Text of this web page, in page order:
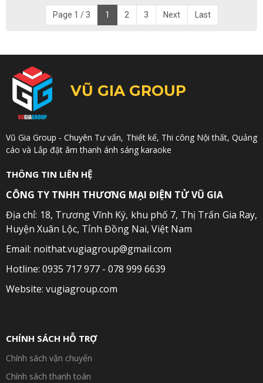
Page 1 / 3 1 2 3 Next Last
VŨ GIA GROUP
Vũ Gia Group - Chuyên Tư vấn, Thiết kế, Thi công Nội thất, Quảng
cáo và Lắp đặt âm thanh ánh sáng karaoke
THÔNG TIN LIÊN HỆ
CÔNG TY TNHH THƯƠNG MẠI ĐIỆN TỬ VŨ GIA
Địa chỉ: 18, Trương Vĩnh Ký, khu phố 7, Thị Trấn Gia Ray,
Huyện Xuân Lộc, Tỉnh Đồng Nai, Việt Nam
Email: noithat.vugiagroup@gmail.com
Hotline: 0935 717 977 - 078 999 6639
Website: vugiagroup.com
CHÍNH SÁCH HỖ TRỢ
Chính sách vận chuyển
Chính sách thanh toán